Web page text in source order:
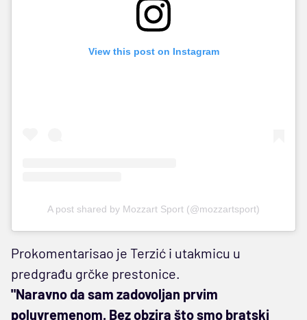
View this post on Instagram
A post shared by Mozzart Sport (@mozzartsport)
Prokomentarisao je Terzić i utakmicu u
predgrađu grčke prestonice.
"Naravno da sam zadovoljan prvim
poluvremenom. Bez obzira što smo bratski